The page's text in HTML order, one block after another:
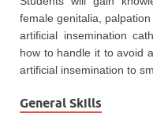
female genitalia,
artificial insemination
how to handle it to avoid
artificial insemination to
General Skills